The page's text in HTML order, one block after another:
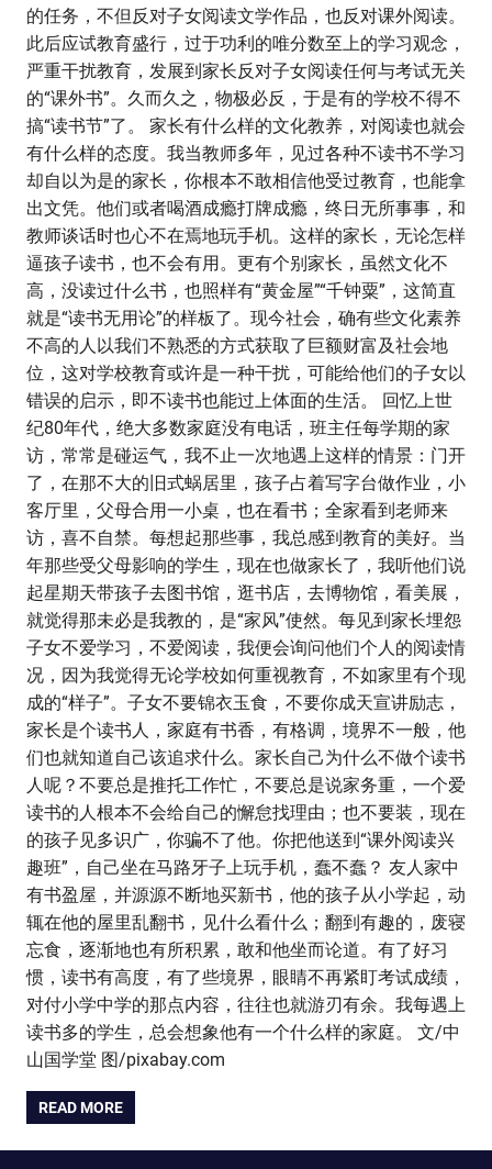
的任务，不但反对子女阅读文学作品，也反对课外阅读。
此后应试教育盛行，过于功利的唯分数至上的学习观念，
严重干扰教育，发展到家长反对子女阅读任何与考试无关
的“课外书”。久而久之，物极必反，于是有的学校不得不
搞“读书节”了。 家长有什么样的文化教养，对阅读也就会
有什么样的态度。我当教师多年，见过各种不读书不学习
却自以为是的家长，你根本不敢相信他受过教育，也能拿
出文凭。他们或者喝酒成瘾打牌成瘾，终日无所事事，和
教师谈话时也心不在焉地玩手机。这样的家长，无论怎样
逼孩子读书，也不会有用。更有个别家长，虽然文化不
高，没读过什么书，也照样有“黄金屋”“千钟粟”，这简直
就是“读书无用论”的样板了。现今社会，确有些文化素养
不高的人以我们不熟悉的方式获取了巨额财富及社会地
位，这对学校教育或许是一种干扰，可能给他们的子女以
错误的启示，即不读书也能过上体面的生活。 回忆上世
纪80年代，绝大多数家庭没有电话，班主任每学期的家
访，常常是碰运气，我不止一次地遇上这样的情景：门开
了，在那不大的旧式蜗居里，孩子占着写字台做作业，小
客厅里，父母合用一小桌，也在看书；全家看到老师来
访，喜不自禁。每想起那些事，我总感到教育的美好。当
年那些受父母影响的学生，现在也做家长了，我听他们说
起星期天带孩子去图书馆，逛书店，去博物馆，看美展，
就觉得那未必是我教的，是“家风”使然。每见到家长埋怨
子女不爱学习，不爱阅读，我便会询问他们个人的阅读情
况，因为我觉得无论学校如何重视教育，不如家里有个现
成的“样子”。子女不要锦衣玉食，不要你成天宣讲励志，
家长是个读书人，家庭有书香，有格调，境界不一般，他
们也就知道自己该追求什么。家长自己为什么不做个读书
人呢？不要总是推托工作忙，不要总是说家务重，一个爱
读书的人根本不会给自己的懈怠找理由；也不要装，现在
的孩子见多识广，你骗不了他。你把他送到“课外阅读兴
趣班”，自己坐在马路牙子上玩手机，蠢不蠢？ 友人家中
有书盈屋，并源源不断地买新书，他的孩子从小学起，动
辄在他的屋里乱翻书，见什么看什么；翻到有趣的，废寝
忘食，逐渐地也有所积累，敢和他坐而论道。有了好习
惯，读书有高度，有了些境界，眼睛不再紧盯考试成绩，
对付小学中学的那点内容，往往也就游刃有余。我每遇上
读书多的学生，总会想象他有一个什么样的家庭。 文/中
山国学堂 图/pixabay.com
READ MORE